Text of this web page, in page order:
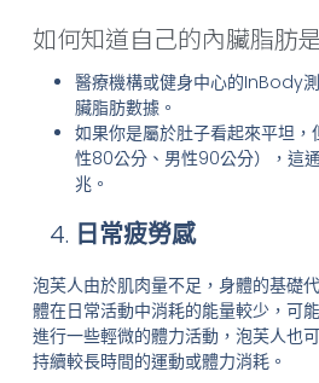
如何知道自己的內臟脂肪
醫療機構或健身中心的InBody
臟脂肪數據。
如果你是屬於肚子看起來平坦
性80公分、男性90公分），這
兆。
日常疲勞感
泡芙人由於肌肉量不足，身體的基礎
體在日常活動中消耗的能量較少，可
進行一些輕微的體力活動，泡芙人也
持續較長時間的運動或體力消耗。